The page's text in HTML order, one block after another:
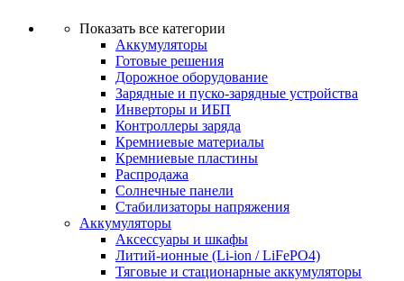
Показать все категории
Аккумуляторы
Готовые решения
Дорожное оборудование
Зарядные и пуско-зарядные устройства
Инверторы и ИБП
Контроллеры заряда
Кремниевые материалы
Кремниевые пластины
Распродажа
Солнечные панели
Стабилизаторы напряжения
Аккумуляторы
Аксессуары и шкафы
Литий-ионные (Li-ion / LiFePO4)
Тяговые и стационарные аккумуляторы